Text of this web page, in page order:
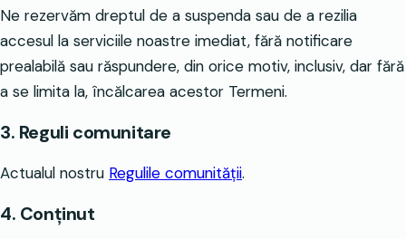
Ne rezervăm dreptul de a suspenda sau de a rezilia
accesul la serviciile noastre imediat, fără notificare
prealabilă sau răspundere, din orice motiv, inclusiv, dar fără
a se limita la, încălcarea acestor Termeni.
3. Reguli comunitare
Actualul nostru Regulile comunității.
4. Conținut